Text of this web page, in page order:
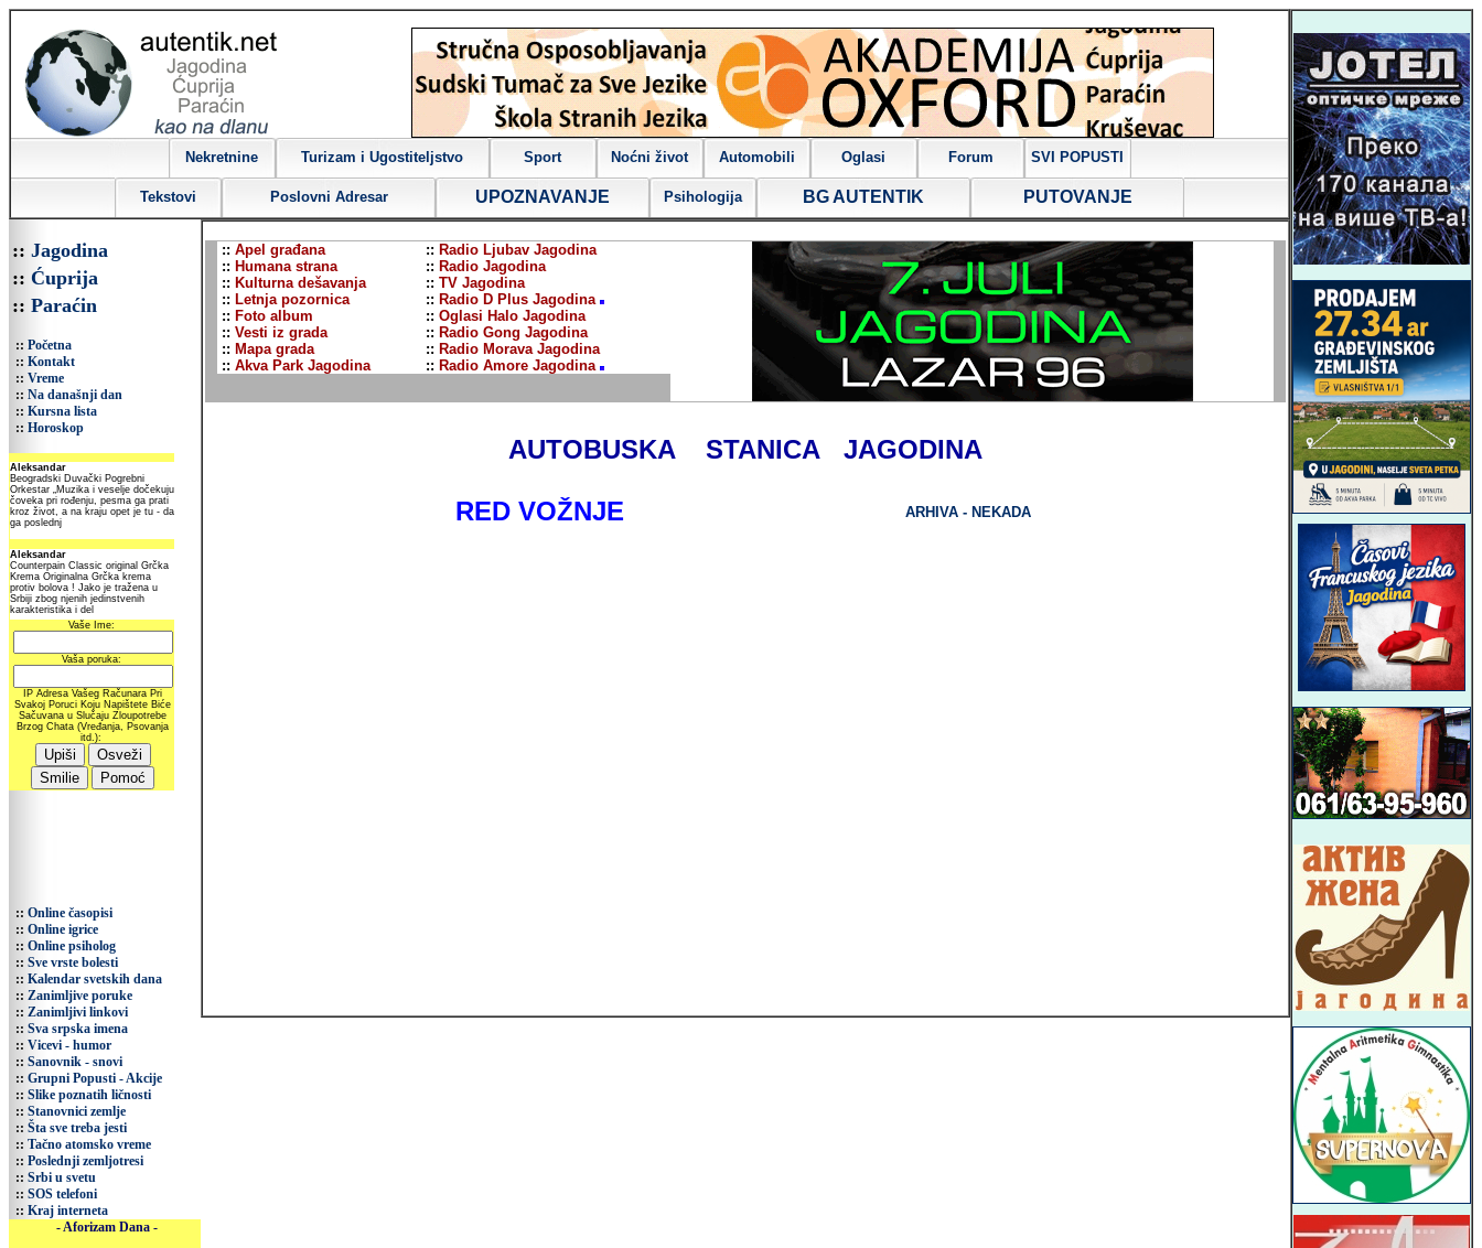
Nekretnine Turizam i Ugostiteljstvo Sport Noćni život Automobili Oglasi Forum SVI POPUSTI
Tekstovi Poslovni Adresar UPOZNAVANJE Psihologija BG AUTENTIK PUTOVANJE
:: Jagodina
:: Ćuprija
:: Paraćin
:: Početna
:: Kontakt
:: Vreme
:: Na današnji dan
:: Kursna lista
:: Horoskop
:: Online časopisi
:: Online igrice
:: Online psiholog
:: Sve vrste bolesti
:: Kalendar svetskih dana
:: Zanimljive poruke
:: Zanimljivi linkovi
:: Sva srpska imena
:: Vicevi - humor
:: Sanovnik - snovi
:: Grupni Popusti - Akcije
:: Slike poznatih ličnosti
:: Stanovnici zemlje
:: Šta sve treba jesti
:: Tačno atomsko vreme
:: Poslednji zemljotresi
:: Srbi u svetu
:: SOS telefoni
:: Kraj interneta
- Aforizam Dana -
:: Apel građana :: Radio Ljubav Jagodina
:: Humana strana :: Radio Jagodina
:: Kulturna dešavanja :: TV Jagodina
:: Letnja pozornica :: Radio D Plus Jagodina
:: Foto album :: Oglasi Halo Jagodina
:: Vesti iz grada :: Radio Gong Jagodina
:: Mapa grada :: Radio Morava Jagodina
:: Akva Park Jagodina :: Radio Amore Jagodina
AUTOBUSKA STANICA JAGODINA
RED VOŽNJE ARHIVA - NEKADA